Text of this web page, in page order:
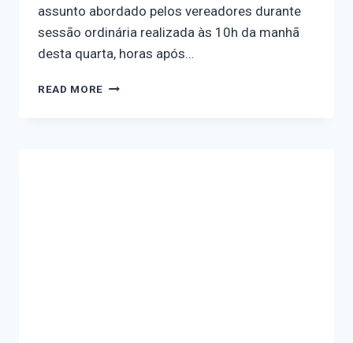
assunto abordado pelos vereadores durante
sessão ordinária realizada às 10h da manhã
desta quarta, horas após…
READ MORE